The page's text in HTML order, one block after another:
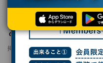
京大とNTT、量子
と暗号安全性の等価
掲載日 2025/06/24 19:13